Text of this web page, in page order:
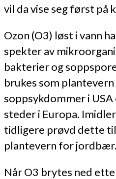
vil da vise seg først på
Ozon (O3) løst i vann
spekter av
bakterier og
brukes som
soppsykdommer i
steder i Europa.
tidligere prøvd dette
plantevern for jordbær.
Når O3 brytes ned